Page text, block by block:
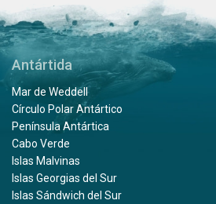
Antártida
Mar de Weddell
Círculo Polar Antártico
Península Antártica
Cabo Verde
Islas Malvinas
Islas Georgias del Sur
Islas Sándwich del Sur